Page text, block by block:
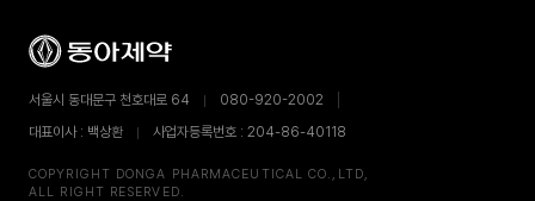
서울시 동대문구 천호대로 64
080-920-2002
대표이사 : 백상환
사업자등록번호 : 204-86-40118
COPYRIGHT DONGA PHARMACEUTICAL CO.,LTD,
ALL RIGHT RESERVED.